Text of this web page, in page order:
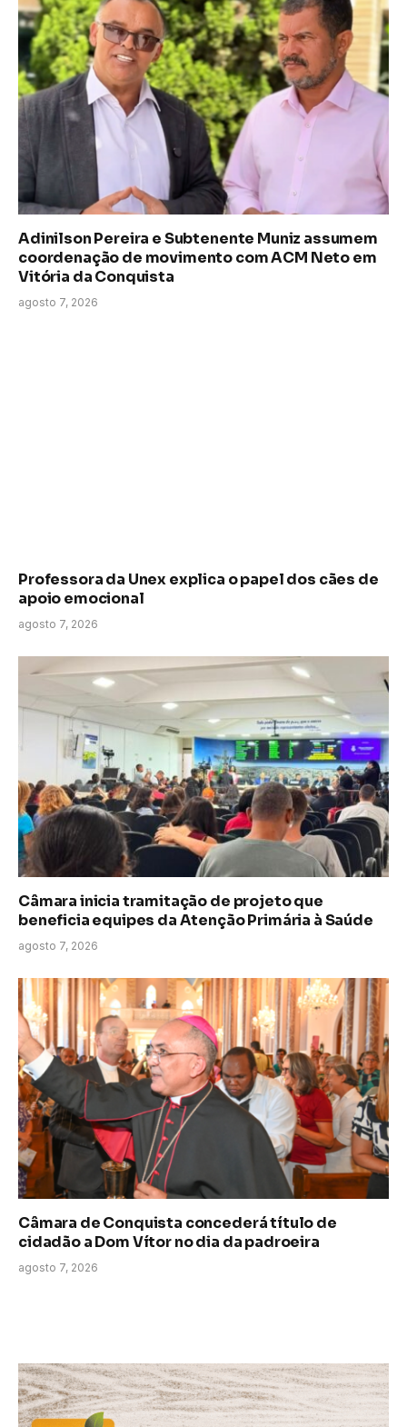
Adinilson Pereira e Subtenente Muniz assumem
coordenação de movimento com ACM Neto em
Vitória da Conquista
agosto 7, 2026
Professora da Unex explica o papel dos cães de
apoio emocional
agosto 7, 2026
Câmara inicia tramitação de projeto que
beneficia equipes da Atenção Primária à Saúde
agosto 7, 2026
Câmara de Conquista concederá título de
cidadão a Dom Vítor no dia da padroeira
agosto 7, 2026